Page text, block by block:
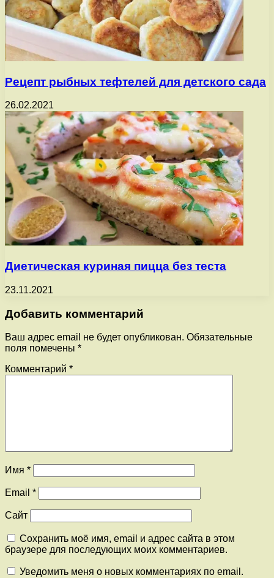
Рецепт рыбных тефтелей для детского сада
26.02.2021
Диетическая куриная пицца без теста
23.11.2021
Добавить комментарий
Ваш адрес email не будет опубликован. Обязательные
поля помечены *
Комментарий *
Имя *
Email *
Сайт
Сохранить моё имя, email и адрес сайта в этом
браузере для последующих моих комментариев.
Уведомить меня о новых комментариях по email.